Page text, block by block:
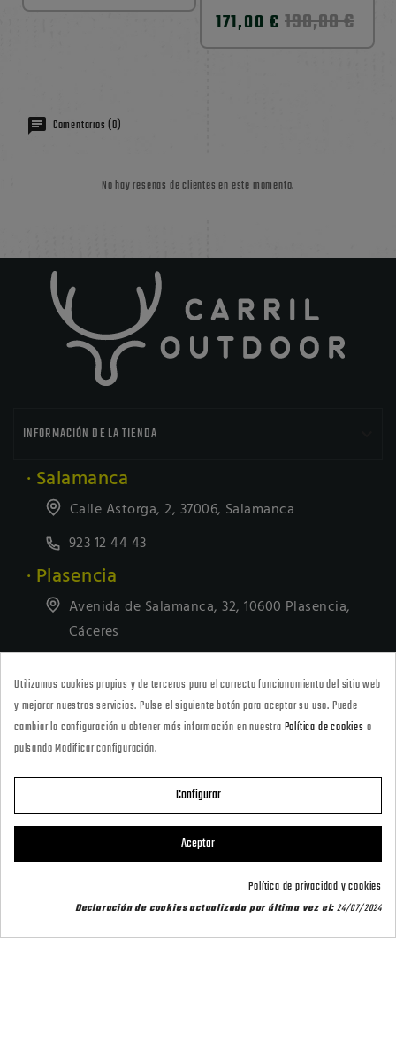
171,00 € 190,00 €
Comentarios (0)
No hay reseñas de clientes en este momento.
INFORMACIÓN DE LA TIENDA
· Salamanca
Calle Astorga, 2, 37006, Salamanca
923 12 44 43
· Plasencia
Avenida de Salamanca, 32, 10600 Plasencia,
Cáceres
· Tienda Online
marketing@armeriacarril.com
CATEGORÍAS 

CARRIL OUTDOOR 
Utilizamos cookies propias y de terceros para el correcto funcionamiento del sitio web
y mejorar nuestros servicios. Pulse el siguiente botón para aceptar su uso. Puede
cambiar la configuración u obtener más información en nuestra Política de cookies o
pulsando Modificar configuración.
Configurar
Aceptar
Política de privacidad y cookies
Declaración de cookies actualizada por última vez el:24/07/2024